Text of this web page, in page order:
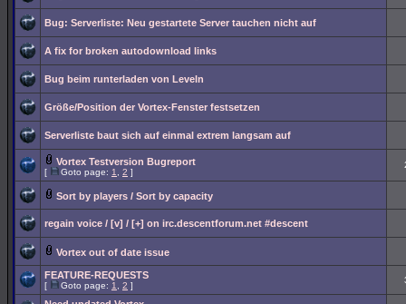
Bug: Serverliste: Neu gestartete Server tauchen nicht auf
A fix for broken autodownload links
Bug beim runterladen von Leveln
Größe/Position der Vortex-Fenster festsetzen
Serverliste baut sich auf einmal extrem langsam auf
Vortex Testversion Bugreport
[ Goto page: 1 2 ]
Sort by players / Sort by capacity
regain voice / [v] / [+] on irc.descentforum.net #descent
Vortex out of date issue
FEATURE-REQUESTS
[ Goto page: 1 2 ]